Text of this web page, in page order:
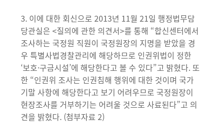
3. 이에 대한 회신으로 2013년 11월 21일 행정법무담
당관실은 <질의에 관한 의견서>를 통해 “합신센터에서
조사하는 국정원 직원이 국정원장의 지명을 받았을 경
우 특별사법경찰관리에 해당하므로 인권위법이 정한
‘보호·구금시설’에 해당한다고 볼 수 있다”고 밝혔다. 또
한 “인권위 조사는 인권침해 행위에 대한 것이며 국가
기말 사항에 해당한다고 보기 어려우므로 국정원장이
현장조사를 거부하기는 어려울 것으로 사료된다”고 의
견을 밝혔다. (첨부자료 2)